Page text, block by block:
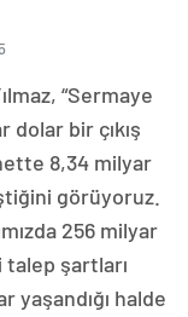
“Sermaye
dolar bir çıkış
8,34 milyar
görüyoruz.
256 milyar
talep şartları
yaşandığı halde